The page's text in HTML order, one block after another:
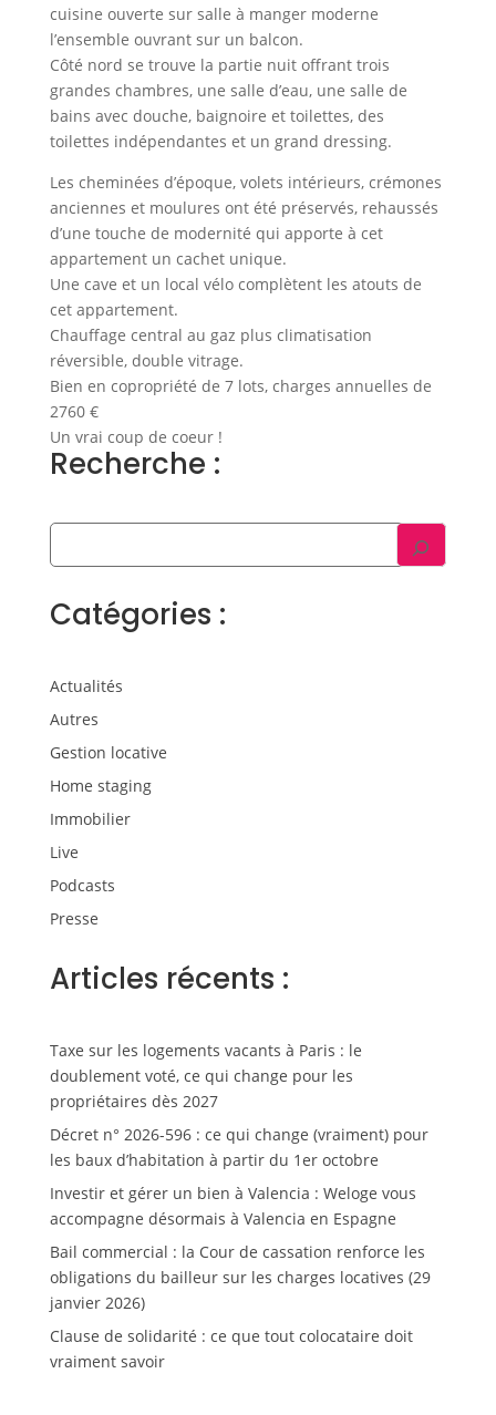
cuisine ouverte sur salle à manger moderne
l’ensemble ouvrant sur un balcon.
Côté nord se trouve la partie nuit offrant trois
grandes chambres, une salle d’eau, une salle de
bains avec douche, baignoire et toilettes, des
toilettes indépendantes et un grand dressing.
Les cheminées d’époque, volets intérieurs, crémones
anciennes et moulures ont été préservés, rehaussés
d’une touche de modernité qui apporte à cet
appartement un cachet unique.
Une cave et un local vélo complètent les atouts de
cet appartement.
Chauffage central au gaz plus climatisation
réversible, double vitrage.
Bien en copropriété de 7 lots, charges annuelles de
2760 €
Un vrai coup de coeur !
Recherche :
Catégories :
Actualités
Autres
Gestion locative
Home staging
Immobilier
Live
Podcasts
Presse
Articles récents :
Taxe sur les logements vacants à Paris : le
doublement voté, ce qui change pour les
propriétaires dès 2027
Décret n° 2026-596 : ce qui change (vraiment) pour
les baux d’habitation à partir du 1er octobre
Investir et gérer un bien à Valencia : Weloge vous
accompagne désormais à Valencia en Espagne
Bail commercial : la Cour de cassation renforce les
obligations du bailleur sur les charges locatives (29
janvier 2026)
Clause de solidarité : ce que tout colocataire doit
vraiment savoir